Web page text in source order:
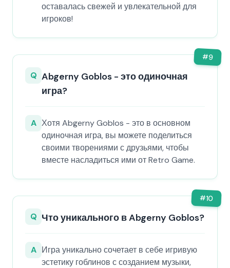
оставалась свежей и увлекательной для
игроков!
#9
Q Abgerny Goblos - это одиночная
игра?
A Хотя Abgerny Goblos - это в основном
одиночная игра, вы можете поделиться
своими творениями с друзьями, чтобы
вместе насладиться ими от Retro Game.
#10
Q Что уникального в Abgerny Goblos?
A Игра уникально сочетает в себе игривую
эстетику гоблинов с созданием музыки,